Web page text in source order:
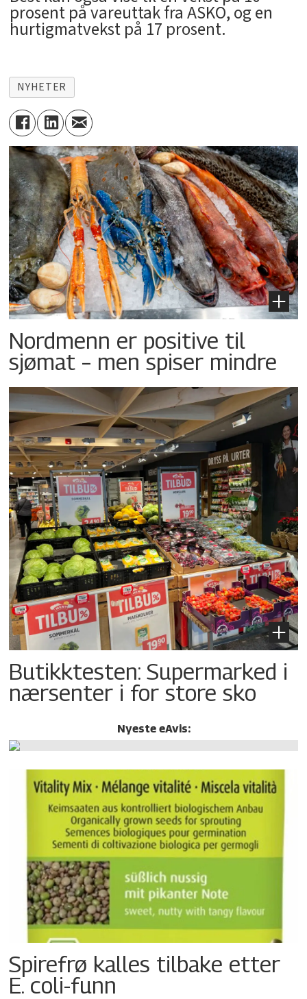
prosent på vareuttak fra ASKO, og en
hurtigmatvekst på 17 prosent.
NYHETER
Nordmenn er positive til
sjømat – men spiser mindre
Butikktesten: Supermarked i
nærsenter i for store sko
Nyeste eAvis:
Spirefrø kalles tilbake etter
E. coli-funn